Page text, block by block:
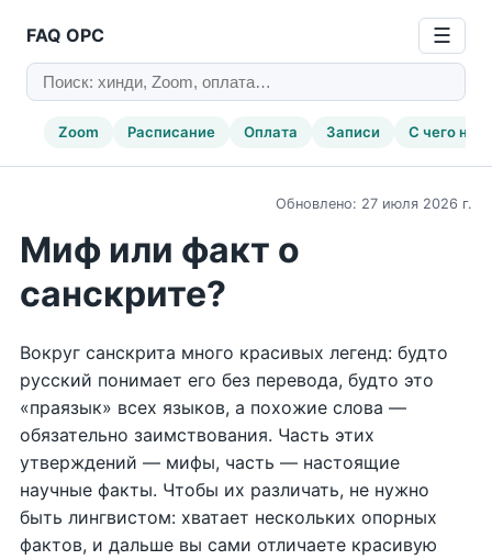
FAQ ОРС ☰
Zoom Расписание Оплата Записи С чего
Обновлено: 27 июля 2026 г.
Миф или факт о
санскрите?
Вокруг санскрита много красивых легенд: будто
русский понимает его без перевода, будто это
«праязык» всех языков, а похожие слова —
обязательно заимствования. Часть этих
утверждений — мифы, часть — настоящие
научные факты. Чтобы их различать, не нужно
быть лингвистом: хватает нескольких опорных
фактов, и дальше вы сами отличаете красивую